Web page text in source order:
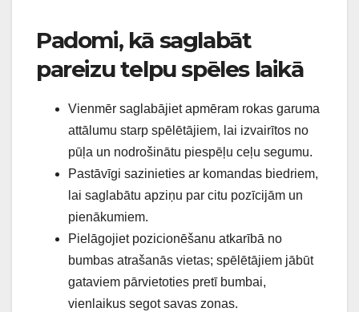
Padomi, kā saglabāt
pareizu telpu spēles laikā
Vienmēr saglabājiet apmēram rokas garuma
attālumu starp spēlētājiem, lai izvairītos no
pūļa un nodrošinātu piespēļu ceļu segumu.
Pastāvīgi sazinieties ar komandas biedriem,
lai saglabātu apziņu par citu pozīcijām un
pienākumiem.
Pielāgojiet pozicionēšanu atkarībā no
bumbas atrašanās vietas; spēlētājiem jābūt
gataviem pārvietoties pretī bumbai,
vienlaikus segot savas zonas.